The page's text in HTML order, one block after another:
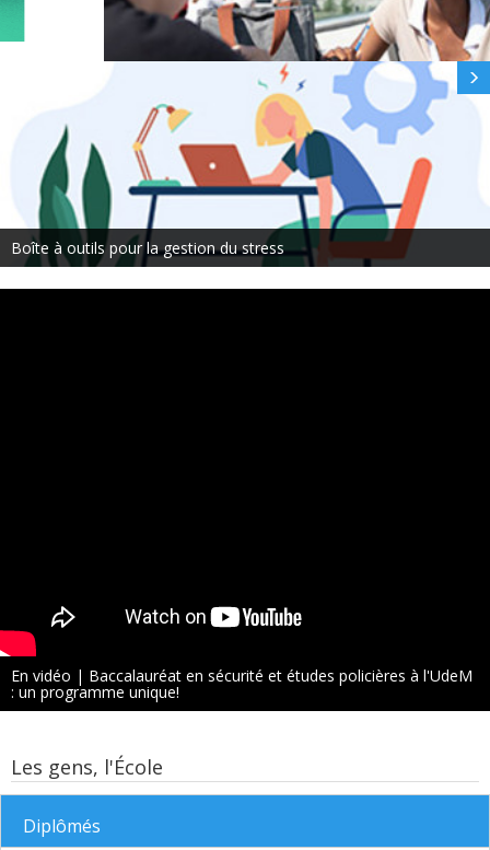
Services de soutien à la réussite et psychologique
: un programme unique!
Les gens, l'École